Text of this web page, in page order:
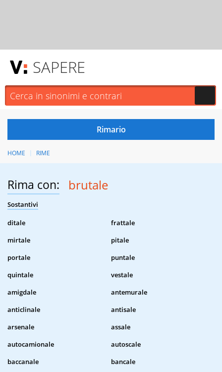
SAPERE
HOME RIME
Rima con: brutale
Sostantivi
ditale
frattale
mirtale
pitale
portale
puntale
quintale
vestale
amigdale
antemurale
anticlinale
antisale
arsenale
assale
autocamionale
autoscale
baccanale
bancale